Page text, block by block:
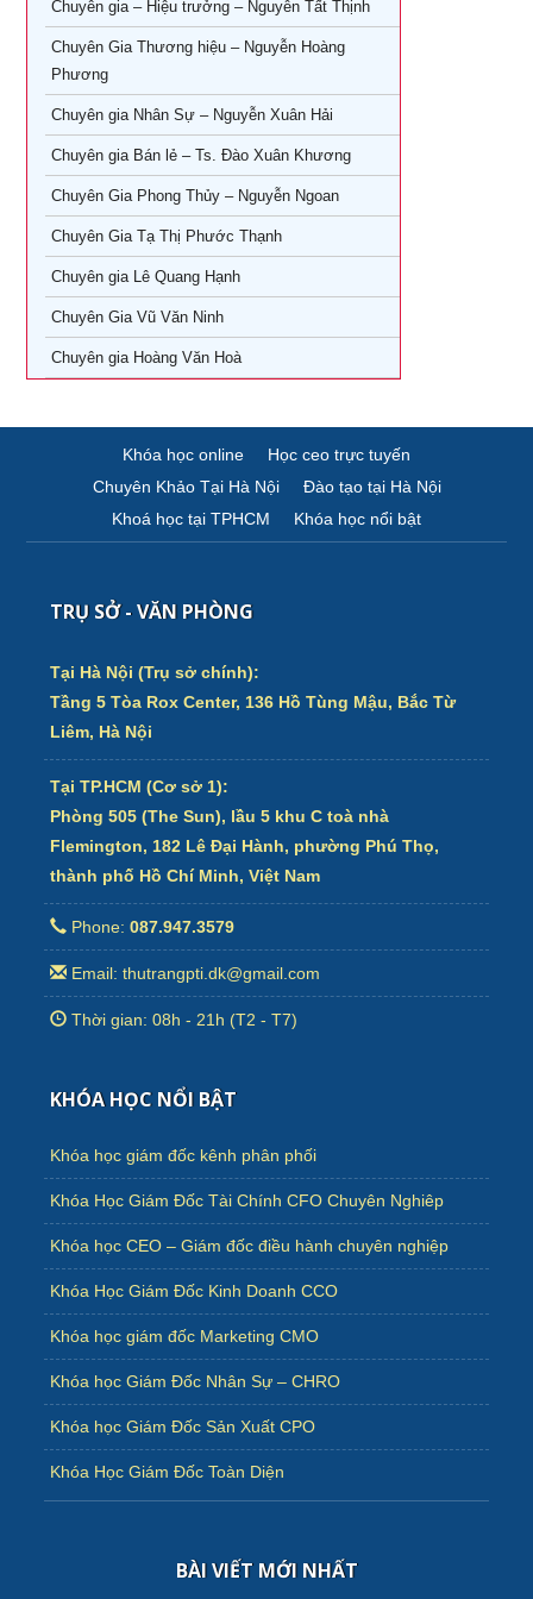
Khóa Học KOC PRO – Kiếm tiền từ làm video review sản
phẩm
Khóa Học CEO – Giám Đốc Điều Hành tại TPHCM
Khóa Học Giám Đốc Tài Chính tại TPHCM
Khóa học Giám Đốc Nhân Sự tại TPHCM
Khoá Học Giám Đốc Kinh Doanh tại TPHCM
Khóa học giám đốc Marketing tại TPHCM
Khóa học giám đốc sản xuất tại tpHCM
Chuyên gia – Hiệu trưởng – Nguyễn Tất Thịnh
Chuyên Gia Thương hiệu – Nguyễn Hoàng
Phương
Chuyên gia Nhân Sự – Nguyễn Xuân Hải
Chuyên gia Bán lẻ – Ts. Đào Xuân Khương
Chuyên Gia Phong Thủy – Nguyễn Ngoan
Chuyên Gia Tạ Thị Phước Thạnh
Chuyên gia Lê Quang Hạnh
Chuyên Gia Vũ Văn Ninh
Chuyên gia Hoàng Văn Hoà
Khóa học online
Học ceo trực tuyến
Chuyên Khảo Tại Hà Nội
Đào tạo tại Hà Nội
Khoá học tại TPHCM
Khóa học nổi bật
TRỤ SỞ - VĂN PHÒNG
Tại Hà Nội (Trụ sở chính):
Tầng 5 Tòa Rox Center, 136 Hồ Tùng Mậu, Bắc Từ
Liêm, Hà Nội
Tại TP.HCM (Cơ sở 1):
Phòng 505 (The Sun), lầu 5 khu C toà nhà
Flemington, 182 Lê Đại Hành, phường Phú Thọ,
thành phố Hồ Chí Minh, Việt Nam
Phone:087.947.3579
Email: thutrangpti.dk@gmail.com
Thời gian: 08h - 21h (T2 - T7)
KHÓA HỌC NỔI BẬT
Khóa học giám đốc kênh phân phối
Khóa Học Giám Đốc Tài Chính CFO Chuyên Nghiêp
Khóa học CEO – Giám đốc điều hành chuyên nghiệp
Khóa Học Giám Đốc Kinh Doanh CCO
Khóa học giám đốc Marketing CMO
Khóa học Giám Đốc Nhân Sự – CHRO
Khóa học Giám Đốc Sản Xuất CPO
Khóa Học Giám Đốc Toàn Diện
BÀI VIẾT MỚI NHẤT